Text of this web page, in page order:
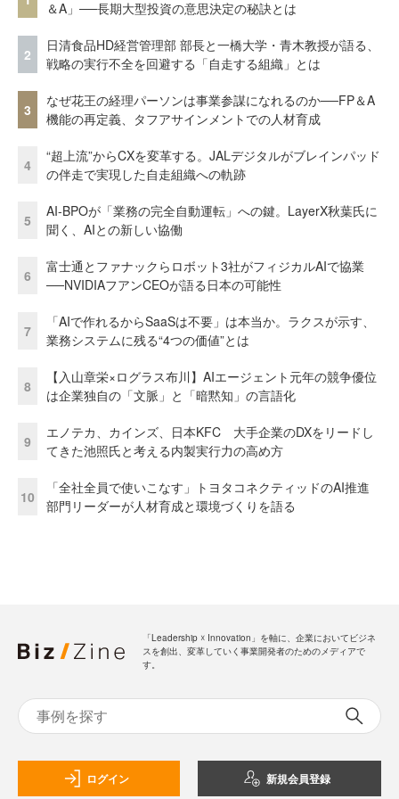
＆A」──長期大型投資の意思決定の秘訣とは
2
日清食品HD経営管理部 部長と一橋大学・青木教授が語る、
戦略の実行不全を回避する「自走する組織」とは
3
なぜ花王の経理パーソンは事業参謀になれるのか──FP＆A
機能の再定義、タフアサインメントでの人材育成
4
“超上流”からCXを変革する。JALデジタルがブレインパッド
の伴走で実現した自走組織への軌跡
5
AI-BPOが「業務の完全自動運転」への鍵。LayerX秋葉氏に
聞く、AIとの新しい協働
6
富士通とファナックらロボット3社がフィジカルAIで協業
──NVIDIAフアンCEOが語る日本の可能性
7
「AIで作れるからSaaSは不要」は本当か。ラクスが示す、
業務システムに残る“4つの価値”とは
8
【入山章栄×ログラス布川】AIエージェント元年の競争優位
は企業独自の「文脈」と「暗黙知」の言語化
9
エノテカ、カインズ、日本KFC 大手企業のDXをリードし
てきた池照氏と考える内製実行力の高め方
10
「全社全員で使いこなす」トヨタコネクティッドのAI推進
部門リーダーが人材育成と環境づくりを語る
「Leadership ☓ Innovation」を軸に、企業においてビジネ
スを創出、変革していく事業開発者のためのメディアで
す。
ログイン 新規会員登録